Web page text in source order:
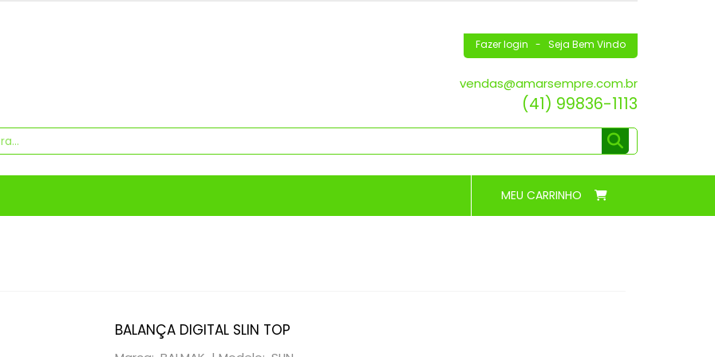
Fazer login - Seja Bem Vindo
vendas@amarsempre.com.br
(41) 99836-1113
MEU CARRINHO
BALANÇA DIGITAL SLIN TOP